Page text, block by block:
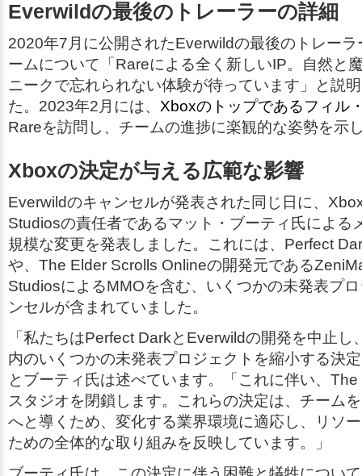
Everwildの最後のトレーラーの詳細
2020年7月に公開されたEverwildの最後のトレー
ームについて「Rareによる全く新しいIP。自然と
ニークで忘れられない体験が待っています」と説
た。2023年2月には、 Xboxのトップであるフィル
Rareを訪問し、チームの進捗に楽観的な姿勢を示
Xboxの決定が与える広範な影響
Everwildのキャンセルが発表された同じ日に、
Studiosの責任者であるマット・ブーティ氏による
規模な変更を発表しました。これには、 Perfect
や、 The Elder Scrolls Onlineの開発元である
StudiosによるMMOを含む、いくつかの未発表プ
ンセルが含まれていました。
「私たちはPerfect Darkと Everwildの開発を中止し
内のいくつかの未発表プロジェクトを縮小する決
とブーティ氏は述べています。「これに伴い、
スタジオを閉鎖します。これらの決定は、チーム
へと導くため、変化する業界環境に適応し、リソ
ための全体的な取り組みを反映しています。」